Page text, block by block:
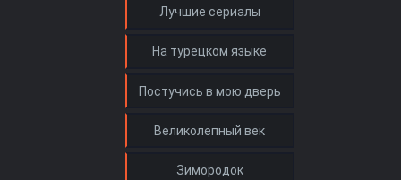
Лучшие сериалы
На турецком языке